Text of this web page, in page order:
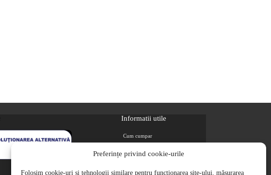
Preferințe privind cookie-urile
Folosim cookie-uri și tehnologii similare pentru funcționarea site-ului, măsurarea
Informatii utile
Cum cumpar
Magazine partenere